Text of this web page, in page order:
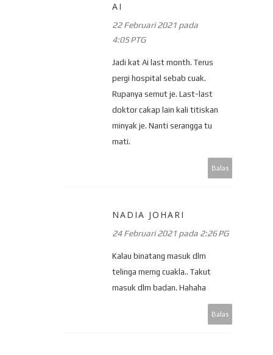
AI
22 Februari 2021 pada
4:05 PTG
Jadi kat Ai last month. Terus
pergi hospital sebab cuak.
Rupanya semut je. Last-last
doktor cakap lain kali titiskan
minyak je. Nanti serangga tu
mati.
Balas
NADIA JOHARI
24 Februari 2021 pada 2:26 PG
Kalau binatang masuk dlm
telinga memg cuakla.. Takut
masuk dlm badan. Hahaha
Balas